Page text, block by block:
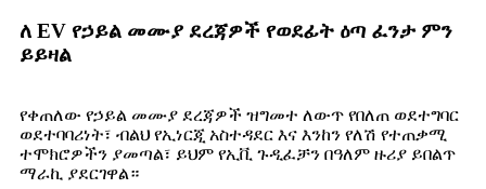
ለ EV የኃይል መሙያ ደረጃዎች የወደፊት ዕጣ ፈንታ ምን
ይይዛል
የቀጠለው የኃይል መሙያ ደረጃዎች ዝግመተ ለውጥ የበለጠ ወደተግባር ​​
ወደተባባሪነት፣ ብልህ የኢነርጂ አስተዳደር እና እንከን የለሽ የተጠቃሚ
ተሞክሮዎችን ያመጣል፣ ይህም የኢቪ ጉዲፈቻን በዓለም ዙሪያ ይበልጥ
ማራኪ ያደርገዋል።